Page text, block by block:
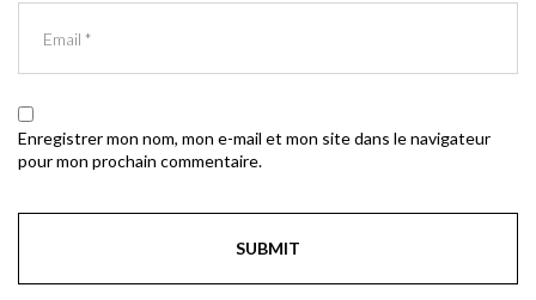
Enregistrer mon nom, mon e-mail et mon site dans le navigateur
pour mon prochain commentaire.